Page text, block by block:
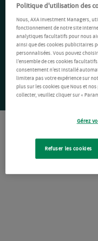
Politique d'utilisation des
Nous, AXA Investment Managers,
fonctionnement de notre site
analytiques facultatifs pour nous
ainsi que des cookies publicitaires
personnalisées. Vous pouvez
l’ensemble de ces cookies
consentement n’est installé
limitera pas votre expérience sur
plus sur les cookies que Nous et
collecter, veuillez cliquer sur «
Gérez
Refuser les cookies